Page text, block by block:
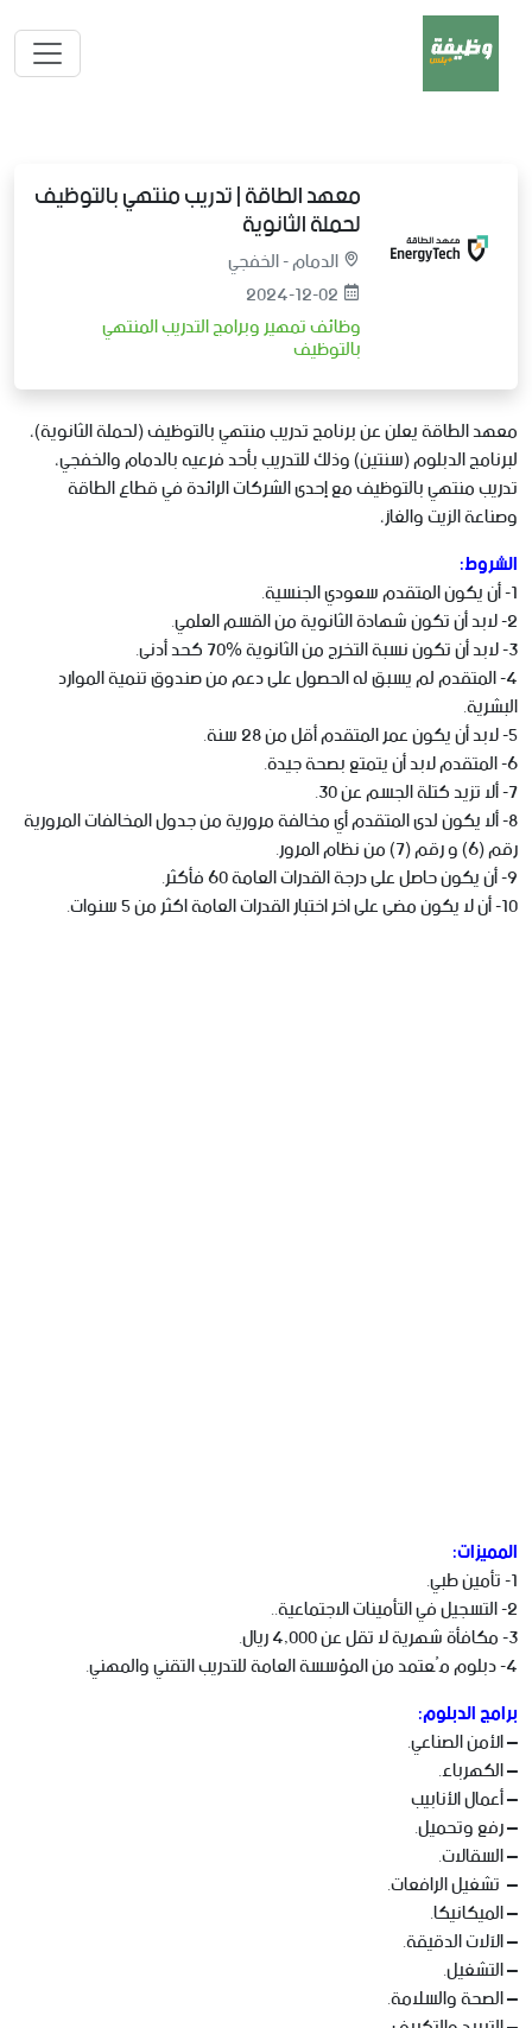
معهد الطاقة | تدريب منتهي بالتوظيف
لحملة الثانوية
الدمام - الخفجي
2024-12-02
وظائف تمهير وبرامج التدريب المنتهي
بالتوظيف
معهد الطاقة يعلن عن برنامج تدريب منتهي بالتوظيف (لحملة الثانوية)،
لبرنامج الدبلوم (سنتين) وذلك للتدريب بأحد فرعيه بالدمام والخفجي،
تدريب منتهي بالتوظيف مع إحدى الشركات الرائدة في قطاع الطاقة
وصناعة الزيت والغاز،
الشروط:
1- أن يكون المتقدم سعودي الجنسية.
2- لابد أن تكون شهادة الثانوية من القسم العلمي.
3- لابد أن تكون نسبة التخرج من الثانوية %70 كحد أدنى.
4- المتقدم لم يسبق له الحصول على دعم من صندوق تنمية الموارد
البشرية.
5- لابد أن يكون عمر المتقدم أقل من 28 سنة.
6- المتقدم لابد أن يتمتع بصحة جيدة.
7- ألا تزيد كتلة الجسم عن 30.
8- ألا يكون لدى المتقدم أي مخالفة مرورية من جدول المخالفات المرورية
رقم (6) و رقم (7) من نظام المرور.
9- أن يكون حاصل على درجة القدرات العامة 60 فأكثر.
10- أن لا يكون مضى على اخر اختبار القدرات العامة اكثر من 5 سنوات.
المميزات:
1- تأمين طبي.
2- التسجيل في التأمينات الاجتماعية..
3- مكافأة شهرية لا تقل عن 4,000 ريال.
4- دبلوم مُعتمد من المؤسسة العامة للتدريب التقني والمهني.
برامج الدبلوم:
– الأمن الصناعي.
– الكهرباء.
– أعمال الأنابيب
– رفع وتحميل.
– السقالات.
– تشغيل الرافعات.
– الميكانيكا.
– الآلات الدقيقة.
– التشغيل.
– الصحة والسلامة.